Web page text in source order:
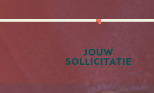
JOUW
SOLLICITATIE